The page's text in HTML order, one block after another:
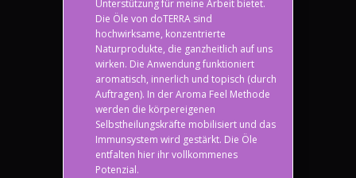
Unterstützung für meine Arbeit bietet.
Die Öle von doTERRA sind
hochwirksame, konzentrierte
Naturprodukte, die ganzheitlich auf uns
wirken. Die Anwendung funktioniert
aromatisch, innerlich und topisch (durch
Auftragen). In der Aroma Feel Methode
werden die körpereigenen
Selbstheilungskräfte mobilisiert und das
Immunsystem wird gestärkt. Die Öle
entfalten hier ihr vollkommenes
Potenzial.